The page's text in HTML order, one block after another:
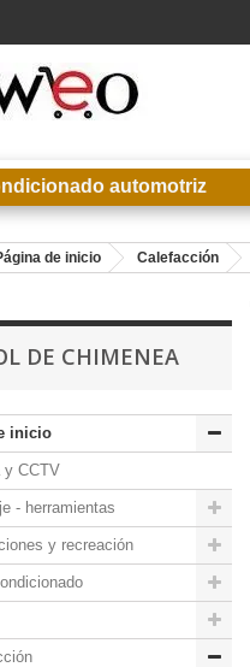
automotriz
de inicio Calefacción
DE CHIMENEA
inicio
y CCTV
- herramientas
y recreación